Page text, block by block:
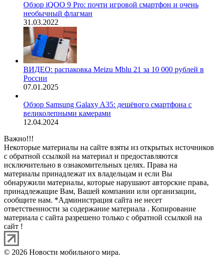
Обзор iQOO 9 Pro: почти игровой смартфон и очень
необычный флагман
31.03.2022
ВИДЕО: распаковка Meizu Mblu 21 за 10 000 рублей в
России
07.01.2025
Обзор Samsung Galaxy A35: дешёвого смартфона с
великолепными камерами
12.04.2024
Важно!!!
Некоторые материалы на сайте взяты из открытых источников
с обратной ссылкой на материал и предоставляются
исключительно в ознакомительных целях. Права на
материалы принадлежат их владельцам и если Вы
обнаружили материалы, которые нарушают авторские права,
принадлежащие Вам, Вашей компании или организации,
сообщите нам. *Администрация сайта не несет
ответственности за содержание материала . Копирование
материала с сайта разрешено только с обратной ссылкой на
сайт !
© 2026 Новости мобильного мира.